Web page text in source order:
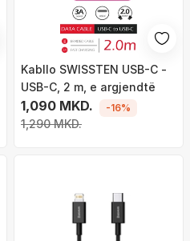
Kabllo SWISSTEN USB-C -
USB-C, 2 m, e argjendtë
1,090 MKD.
1,290 MKD.
-16%